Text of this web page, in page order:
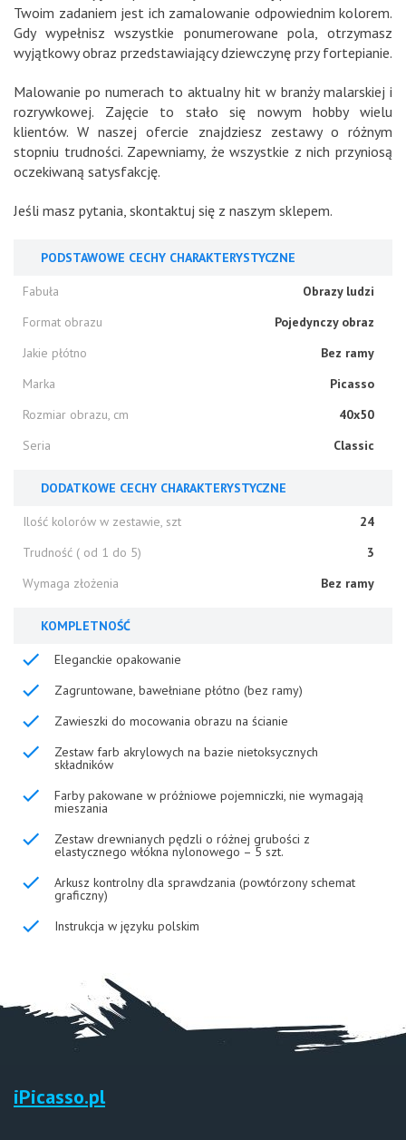
Twoim zadaniem jest ich zamalowanie odpowiednim kolorem.
Gdy wypełnisz wszystkie ponumerowane pola, otrzymasz
wyjątkowy obraz przedstawiający dziewczynę przy fortepianie.
Malowanie po numerach to aktualny hit w branży malarskiej i
rozrywkowej. Zajęcie to stało się nowym hobby wielu
klientów. W naszej ofercie znajdziesz zestawy o różnym
stopniu trudności. Zapewniamy, że wszystkie z nich przyniosą
oczekiwaną satysfakcję.
Jeśli masz pytania, skontaktuj się z naszym sklepem.
PODSTAWOWE CECHY CHARAKTERYSTYCZNE
Fabuła
Obrazy ludzi
Format obrazu
Pojedynczy obraz
Jakie płótno
Bez ramy
Marka
Picasso
Rozmiar obrazu, cm
40x50
Seria
Classic
DODATKOWE CECHY CHARAKTERYSTYCZNE
Ilość kolorów w zestawie, szt
24
Trudność ( od 1 do 5)
3
Wymaga złożenia
Bez ramy
KOMPLETNOŚĆ
Eleganckie opakowanie
Zagruntowane, bawełniane płótno (bez ramy)
Zawieszki do mocowania obrazu na ścianie
Zestaw farb akrylowych na bazie nietoksycznych
składników
Farby pakowane w próżniowe pojemniczki, nie wymagają
mieszania
Zestaw drewnianych pędzli o różnej grubości z
elastycznego włókna nylonowego – 5 szt.
Arkusz kontrolny dla sprawdzania (powtórzony schemat
graficzny)
Instrukcja w języku polskim
iPicasso.pl